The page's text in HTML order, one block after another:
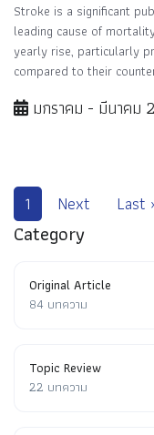
Stroke is a significant
leading cause of
yearly rise, particularly
compared to their
มกราคม - มีนาคม
1 Next Last
Category
Original Article
84 บทความ
Topic Review
22 บทความ